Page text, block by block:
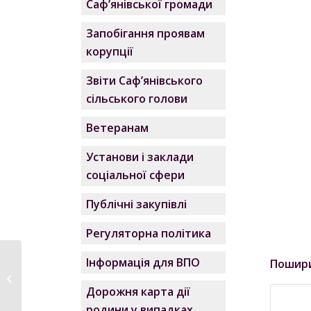
Саф’янівської громади
Запобігання проявам
корупції
Звіти Саф’янівського
сільського голови
Ветеранам
Установи і заклади
соціальної сфери
Публічні закупівлі
Регуляторна політика
Інформація для ВПО
Дорожня карта дії